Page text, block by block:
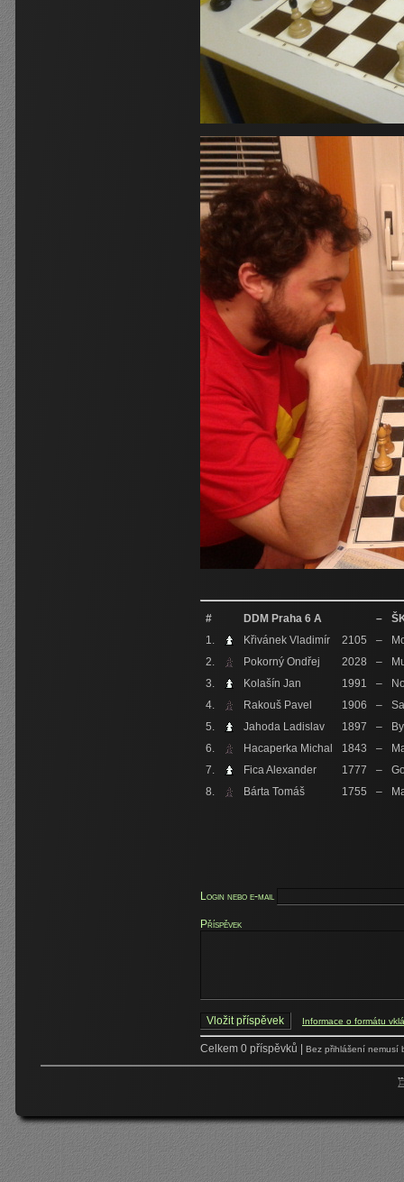
# DDM Praha 6 A –
1.
Křivánek Vladimír 2105 –
2.
Pokorný Ondřej 2028 –
3.
Kolašín Jan 1991 –
4.
Rakouš Pavel 1906 –
5.
Jahoda Ladislav 1897 –
6.
Hacaperka Michal 1843 –
7.
Fica Alexander 1777 –
8.
Bárta Tomáš 1755 –
Login nebo e-mail
Příspěvek
Informace o formátu
Celkem 0 příspěvků | Bez přihlášení nemusí